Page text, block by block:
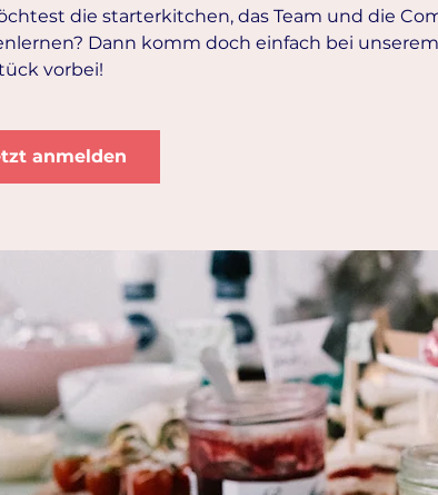
die starterkitchen, das Team und die
Dann komm doch einfach bei
vorbei!
anmelden